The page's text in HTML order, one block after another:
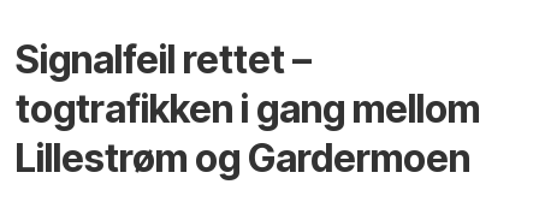
Signalfeil rettet –
togtrafikken i gang mellom
Lillestrøm og Gardermoen